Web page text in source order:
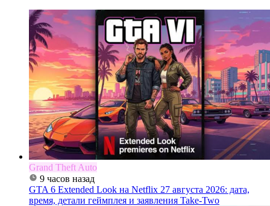
Grand Theft Auto
9 часов назад
GTA 6 Extended Look на Netflix 27 августа 2026: дата,
время, детали геймплея и заявления Take-Two